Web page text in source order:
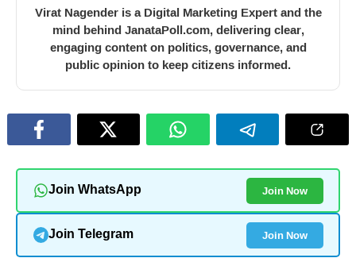
Virat Nagender is a Digital Marketing Expert and the
mind behind JanataPoll.com, delivering clear,
engaging content on politics, governance, and
public opinion to keep citizens informed.
Join WhatsApp Join Now
Join Telegram Join Now